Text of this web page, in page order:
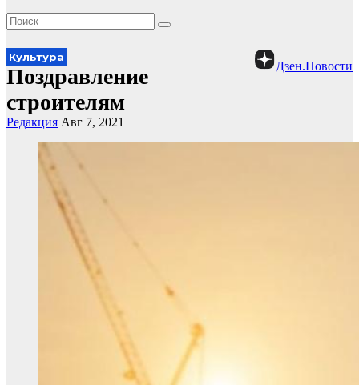
Дзен.Новости
Культура
Поздравление
строителям
Редакция Авг 7, 2021